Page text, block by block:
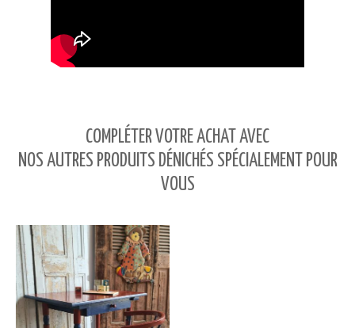
COMPLÉTER VOTRE ACHAT AVEC
NOS AUTRES PRODUITS DÉNICHÉS SPÉCIALEMENT POUR
VOUS